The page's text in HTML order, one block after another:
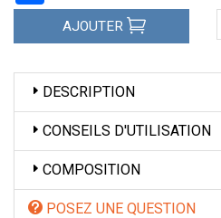
AJOUTER
DESCRIPTION
CONSEILS D'UTILISATION
COMPOSITION
POSEZ UNE QUESTION